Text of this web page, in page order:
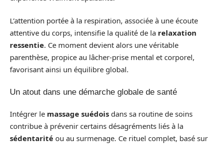
L’attention portée à la respiration, associée à une écoute
attentive du corps, intensifie la qualité de la relaxation
ressentie. Ce moment devient alors une véritable
parenthèse, propice au lâcher-prise mental et corporel,
favorisant ainsi un équilibre global.
Un atout dans une démarche globale de santé
Intégrer le massage suédois dans sa routine de soins
contribue à prévenir certains désagréments liés à la
sédentarité ou au surmenage. Ce rituel complet, basé sur